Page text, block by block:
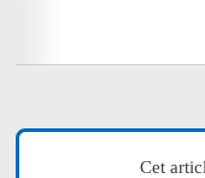
Cet